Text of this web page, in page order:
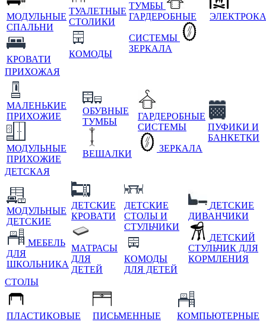
МОДУЛЬНЫЕ
СПАЛЬНИ
КРОВАТИ
ТУАЛЕТНЫЕ
СТОЛИКИ
КОМОДЫ
ТУМБЫ
ГАРДЕРОБНЫЕ
СИСТЕМЫ
ЗЕРКАЛА
ПРИХОЖАЯ
МАЛЕНЬКИЕ
ПРИХОЖИЕ
МОДУЛЬНЫЕ
ПРИХОЖИЕ
ОБУВНЫЕ
ТУМБЫ
ВЕШАЛКИ
ГАРДЕРОБНЫЕ
СИСТЕМЫ
ЗЕРКАЛА
ПУФИКИ И
БАНКЕТКИ
ДЕТСКАЯ
МОДУЛЬНЫЕ
ДЕТСКИЕ
МЕБЕЛЬ
ДЛЯ
ШКОЛЬНИКА
ДЕТСКИЕ
КРОВАТИ
МАТРАСЫ
ДЛЯ
ДЕТЕЙ
ДЕТСКИЕ
СТОЛЫ И
СТУЛЬЧИКИ
КОМОДЫ
ДЛЯ ДЕТЕЙ
ДЕТСКИЕ
ДИВАНЧИКИ
ДЕТСКИЙ
СТУЛЬЧИК ДЛЯ
КОРМЛЕНИЯ
СТОЛЫ
ПЛАСТИКОВЫЕ ПИСЬМЕННЫЕ КОМПЬЮТЕРНЫЕ